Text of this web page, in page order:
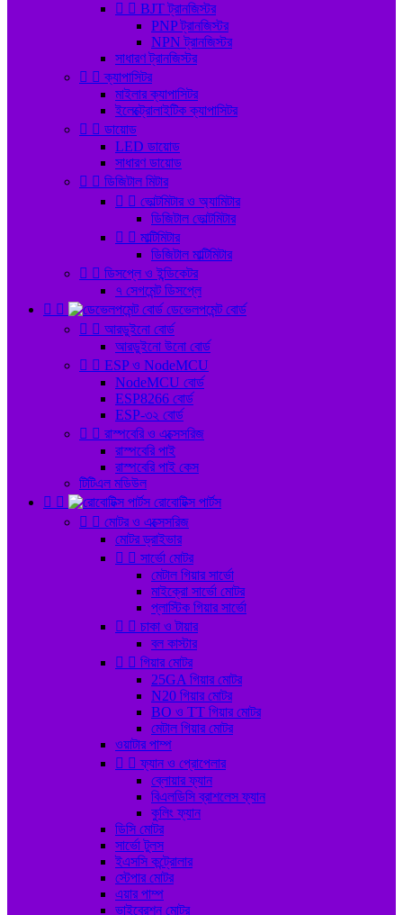
  BJT ট্রানজিস্টর
PNP ট্রানজিস্টর
NPN ট্রানজিস্টর
সাধারণ ট্রানজিস্টর
  ক্যাপাসিটর
মাইলার ক্যাপাসিটর
ইলেক্ট্রোলাইটিক ক্যাপাসিটর
  ডায়োড
LED ডায়োড
সাধারণ ডায়োড
  ডিজিটাল মিটার
  ভোল্টমিটার ও অ্যামিটার
ডিজিটাল ভোল্টমিটার
  মাল্টিমিটার
ডিজিটাল মাল্টিমিটার
  ডিসপ্লে ও ইন্ডিকেটর
৭ সেগমেন্ট ডিসপ্লে
 
ডেভেলপমেন্ট বোর্ড
  আরডুইনো বোর্ড
আরডুইনো উনো বোর্ড
  ESP ও NodeMCU
NodeMCU বোর্ড
ESP8266 বোর্ড
ESP-৩২ বোর্ড
  রাস্পবেরি ও এক্সেসরিজ
রাস্পবেরি পাই
রাস্পবেরি পাই কেস
টিটিএল মডিউল
 
রোবোটিক্স পার্টস
  মোটর ও এক্সেসরিজ
মোটর ড্রাইভার
  সার্ভো মোটর
মেটাল গিয়ার সার্ভো
মাইক্রো সার্ভো মোটর
প্লাস্টিক গিয়ার সার্ভো
  চাকা ও টায়ার
বল কাস্টার
  গিয়ার মোটর
25GA গিয়ার মোটর
N20 গিয়ার মোটর
BO ও TT গিয়ার মোটর
মেটাল গিয়ার মোটর
ওয়াটার পাম্প
  ফ্যান ও প্রোপেলার
ব্লোয়ার ফ্যান
বিএলডিসি ব্রাশলেস ফ্যান
কুলিং ফ্যান
ডিসি মোটর
সার্ভো টুলস
ইএসসি কন্ট্রোলার
স্টেপার মোটর
এয়ার পাম্প
ভাইব্রেশন মোটর